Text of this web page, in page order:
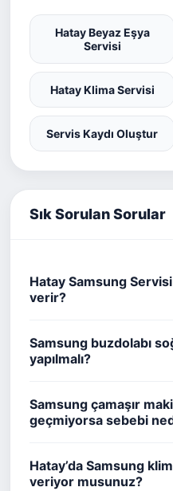
Hatay Beyaz Eşya
Servisi
Hatay Klima Servisi
Servis Kaydı Oluştur
Sık Sorulan Sorular
Hatay Samsung
verir?
Samsung buzdolabı
yapılmalı?
Samsung çamaşır
geçmiyorsa sebebi
Hatay’da Samsung
veriyor musunuz?